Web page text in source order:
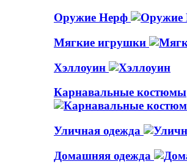
Оружие Нерф
Мягкие игрушки
Хэллоуин
Карнавальные костюмы
Уличная одежда
Домашняя одежда